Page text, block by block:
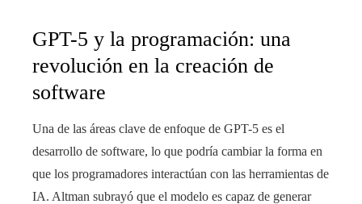
GPT-5 y la programación: una
revolución en la creación de
software
Una de las áreas clave de enfoque de GPT-5 es el
desarrollo de software, lo que podría cambiar la forma en
que los programadores interactúan con las herramientas de
IA. Altman subrayó que el modelo es capaz de generar